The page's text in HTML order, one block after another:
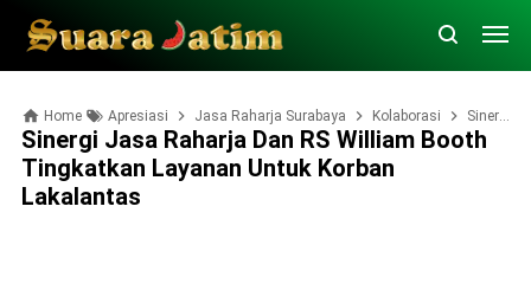
Home Apresiasi Jasa Raharja Surabaya Kolaborasi Sinergi Jasa Raharja dan RS William Booth Tingkatkan Layanan untuk Korban Lakalantas
Sinergi Jasa Raharja Dan RS William Booth
Tingkatkan Layanan Untuk Korban
Lakalantas